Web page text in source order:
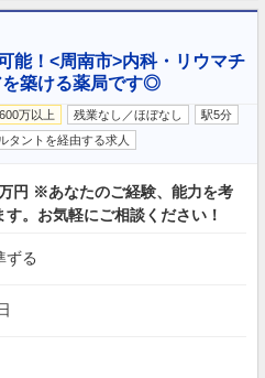
能！<周南市>内科・リウマチ
を築ける薬局です◎
600万以上 残業なし／ほぼなし
駅5分
タントを経由する求人
円 ※あなたのご経験、能力を考
。お気軽にご相談ください！
ずる